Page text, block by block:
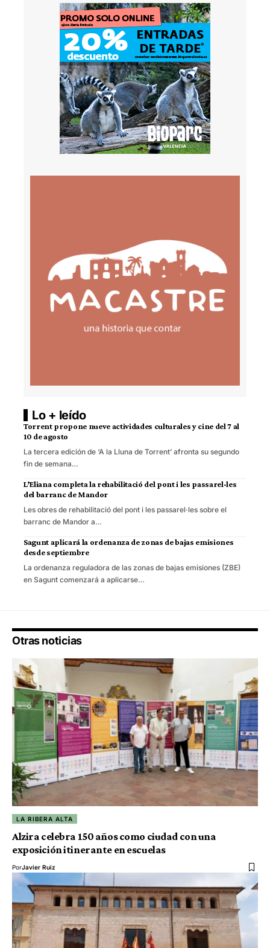
Lo + leído
Torrent propone nueve actividades culturales y cine del 7 al
10 de agosto
La tercera edición de ‘A la Lluna de Torrent’ afronta su segundo
fin de semana…
L’Eliana completa la rehabilitació del pont i les passarel·les
del barranc de Mandor
Les obres de rehabilitació del pont i les passarel·les sobre el
barranc de Mandor a…
Sagunt aplicará la ordenanza de zonas de bajas emisiones
desde septiembre
La ordenanza reguladora de las zonas de bajas emisiones (ZBE)
en Sagunt comenzará a aplicarse…
Otras noticias
LA RIBERA ALTA
Alzira celebra 150 años como ciudad con una
exposición itinerante en escuelas
PorJavier Ruiz